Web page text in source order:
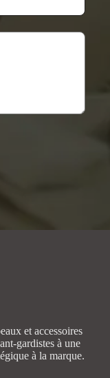
et accessoires
gardistes à une
à la marque.